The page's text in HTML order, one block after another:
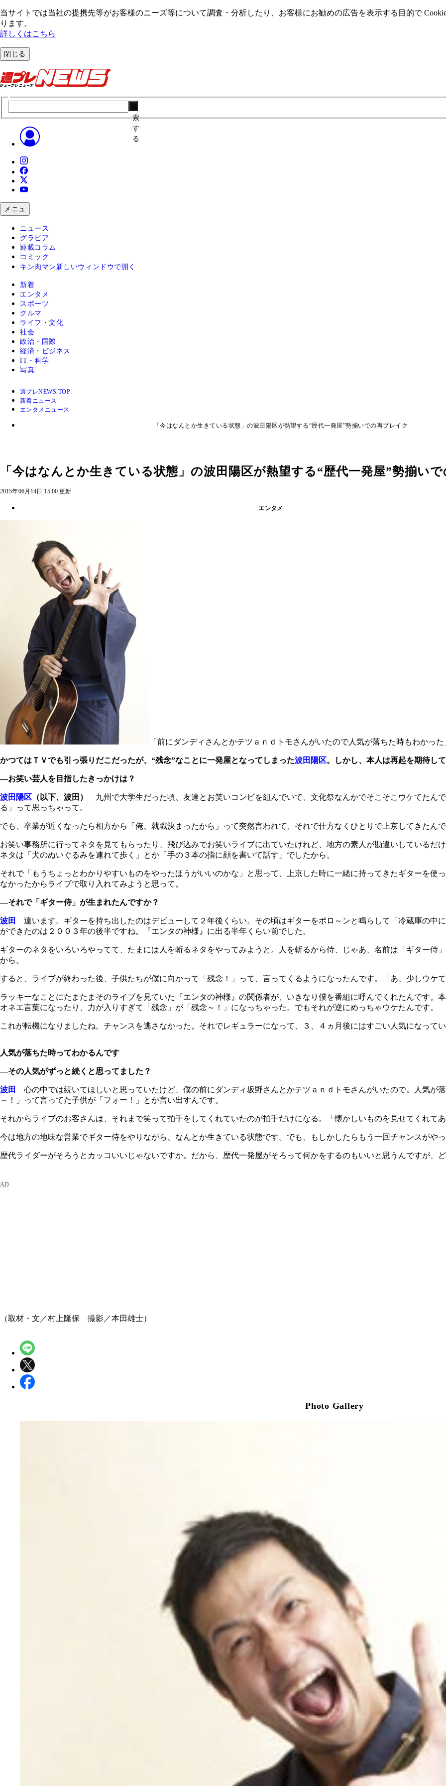
当サイトでは当社の提携先等がお客様のニーズ等について調査・分析したり、お客様にお勧めの広告を表⽰する⽬的で
ります。
詳しくはこちら
閉じる
索
す
る
メニュ
ニュース
グラビア
連載コラム
コミック
キン肉マン 新しいウィンドウで開く
新着
エンタメ
スポーツ
クルマ
ライフ・文化
社会
政治・国際
経済・ビジネス
IT・科学
写真
週プレNEWS TOP
新着ニュース
エンタメニュース
「今はなんとか生きている状態」の波田陽区が熱望する“歴代一発屋”勢揃いでの再ブレイク
「今はなんとか生きている状態」の波田陽区が熱望する“歴代一発屋”勢揃い
2015年06月14日 15:00 更新
エンタメ
「前にダンディさんとかテツａｎｄトモさんがいたので人気が落ちた時もわかっ
かつてはＴＶでも引っ張りだこだったが、“残念”なことに一発屋となってしまった波田陽区。しかし、本人は再起を期待して
―お笑い芸人を目指したきっかけは？
波田陽区 （以下、波田）
九州で大学生だった頃、友達とお笑いコンビを組んでいて、文化祭なんかでそこそこウケてたん
る」って思っちゃって。
でも、卒業が近くなったら相方から「俺、就職決まったから」って突然言われて、それで仕方なくひとりで上京してきたんで
お笑い事務所に行ってネタを見てもらったり、飛び込みでお笑いライブに出ていたけれど、地方の素人が勘違いしているだ
ネタは「犬のぬいぐるみを連れて歩く」とか「手の３本の指に顔を書いて話す」でしたから。
それで「もうちょっとわかりやすいものをやったほうがいいのかな」と思って、上京した時に一緒に持ってきたギターを使
なかったからライブで取り入れてみようと思って。
―それで「ギター侍」が生まれたんですか？
波田
違います。ギターを持ち出したのはデビューして２年後くらい。その頃はギターをポロ～ンと鳴らして「冷蔵庫の中
ができたのは２００３年の後半ですね。『エンタの神様』に出る半年くらい前でした。
ギターのネタをいろいろやってて、たまには人を斬るネタをやってみようと。人を斬るから侍、じゃあ、名前は「ギター侍
から。
すると、ライブが終わった後、子供たちが僕に向かって「残念！」って、言ってくるようになったんです。「あ、少しウケ
ラッキーなことにたまたまそのライブを見ていた『エンタの神様』の関係者が、いきなり僕を番組に呼んでくれたんです。
オネエ言葉になったり、力が入りすぎて「残念」が「残念～！」になっちゃった。でもそれが逆にめっちゃウケたんです。
これが転機になりましたね。チャンスを逃さなかった。それでレギュラーになって、３、４ヵ月後にはすごい人気になってい
人気が落ちた時ってわかるんです
―その人気がずっと続くと思ってました？
波田
心の中では続いてほしいと思っていたけど、僕の前にダンディ坂野さんとかテツａｎｄトモさんがいたので。人気が
～！」って言ってた子供が「フォー！」とか言い出すんです。
それからライブのお客さんは、それまで笑って拍手をしてくれていたのが拍手だけになる。「懐かしいものを見せてくれて
今は地方の地味な営業でギター侍をやりながら、なんとか生きている状態です。でも、もしかしたらもう一回チャンスがやっ
歴代ライダーがそろうとカッコいいじゃないですか。だから、歴代一発屋がそろって何かをするのもいいと思うんですが、
（取材・文／村上隆保 撮影／本田雄士）
Photo Gallery